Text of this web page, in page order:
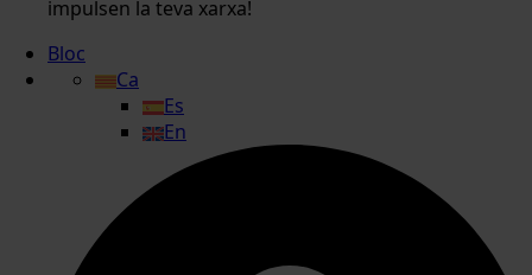
impulsen la teva xarxa!
Bloc
Ca
Es
En